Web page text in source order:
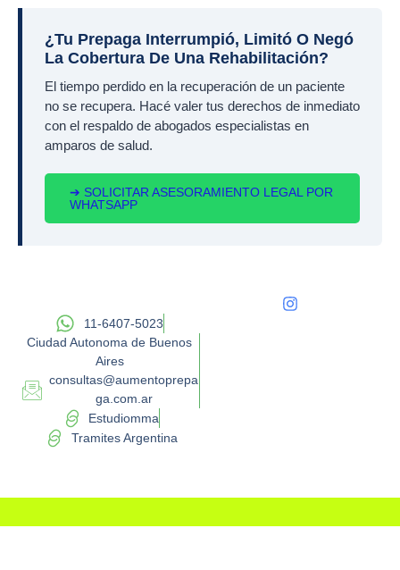
¿Tu Prepaga Interrumpió, Limitó O Negó
La Cobertura De Una Rehabilitación?
El tiempo perdido en la recuperación de un paciente
no se recupera. Hacé valer tus derechos de inmediato
con el respaldo de abogados especialistas en
amparos de salud.
➔ SOLICITAR ASESORAMIENTO LEGAL POR
WHATSAPP
11-6407-5023
Ciudad Autonoma de Buenos
Aires
consultas@aumentoprepa
ga.com.ar
Estudiomma
Tramites Argentina